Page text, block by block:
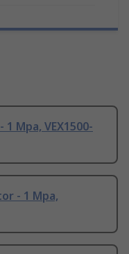
Mpa, VEX1500-
- 1 Mpa,